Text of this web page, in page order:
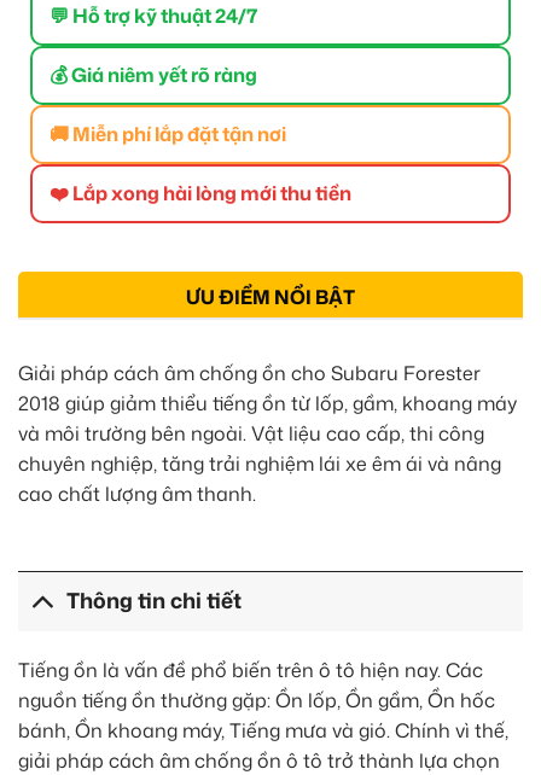
💬 Hỗ trợ kỹ thuật 24/7
💰 Giá niêm yết rõ ràng
🚚 Miễn phí lắp đặt tận nơi
❤️ Lắp xong hài lòng mới thu tiền
ƯU ĐIỂM NỔI BẬT
Giải pháp cách âm chống ồn cho Subaru Forester
2018 giúp giảm thiểu tiếng ồn từ lốp, gầm, khoang máy
và môi trường bên ngoài. Vật liệu cao cấp, thi công
chuyên nghiệp, tăng trải nghiệm lái xe êm ái và nâng
cao chất lượng âm thanh.
Thông tin chi tiết
Tiếng ồn là vấn đề phổ biến trên ô tô hiện nay. Các
nguồn tiếng ồn thường gặp: Ồn lốp, Ồn gầm, Ồn hốc
bánh, Ồn khoang máy, Tiếng mưa và gió. Chính vì thế,
giải pháp cách âm chống ồn ô tô trở thành lựa chọn